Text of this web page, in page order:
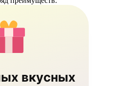
вкусных